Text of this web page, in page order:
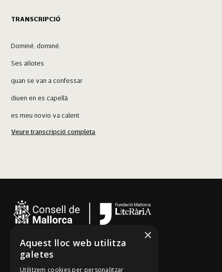
TRANSCRIPCIÓ
Dominé, dominé.
Ses al·lotes
quan se van a confessar
diuen en es capellà
es meu novio va calent.
No m'ho hauria pensat mai
Caimari
una al·lota amb dos rodets
es temps de passar el rosari.
Veure transcripció completa
Cançoner
Tradicionari
×
Aquest lloc web utilitza
galetes
Utilitzem cookies per personalitzar